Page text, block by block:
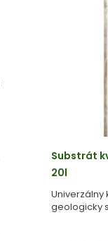
Substrát
20l
Univerzálny
geologicky